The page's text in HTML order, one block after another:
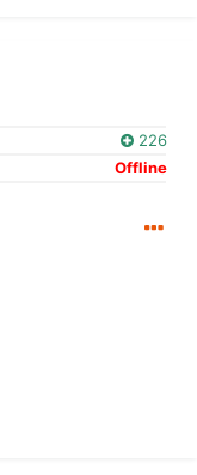
226
Offline